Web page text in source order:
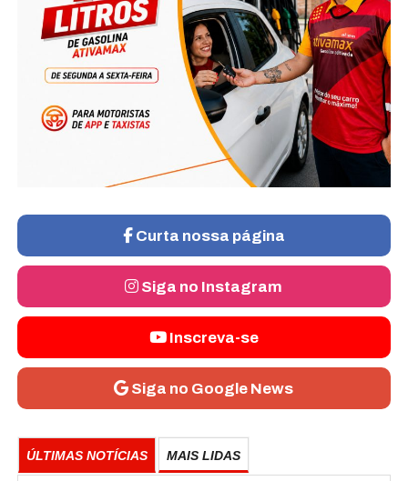
Curta nossa página
Siga no Instagram
Inscreva-se
Siga no Google News
ÚLTIMAS NOTÍCIAS MAIS LIDAS